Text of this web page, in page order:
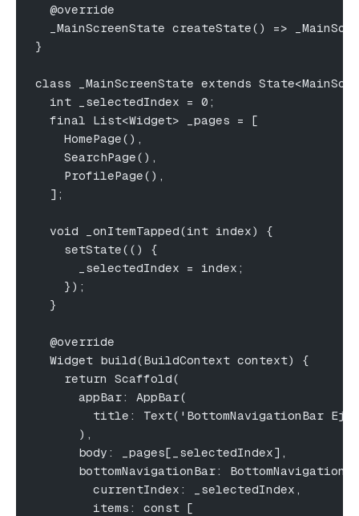
  @override
_MainScreenState createState() =>
}
class _MainScreenState extends
  int _selectedIndex = 0;
  final List<Widget> _pages = [
    HomePage(),
    SearchPage(),
    ProfilePage(),
  ];
  void _onItemTapped(int index) {
    setState(() {
      _selectedIndex = index;
    });
  }
  @override
  Widget build(BuildContext context) {
    return Scaffold(
      appBar: AppBar(
title: Text('BottomNavigationBar
      ),
      body: _pages[_selectedIndex],
bottomNavigationBar:
        currentIndex: _selectedIndex,
        items: const [